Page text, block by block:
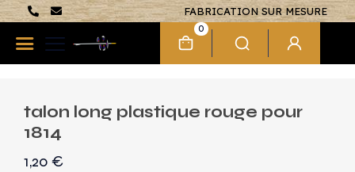
FABRICATION SUR MESURE
0
talon long plastique rouge pour
1814
1,20 €